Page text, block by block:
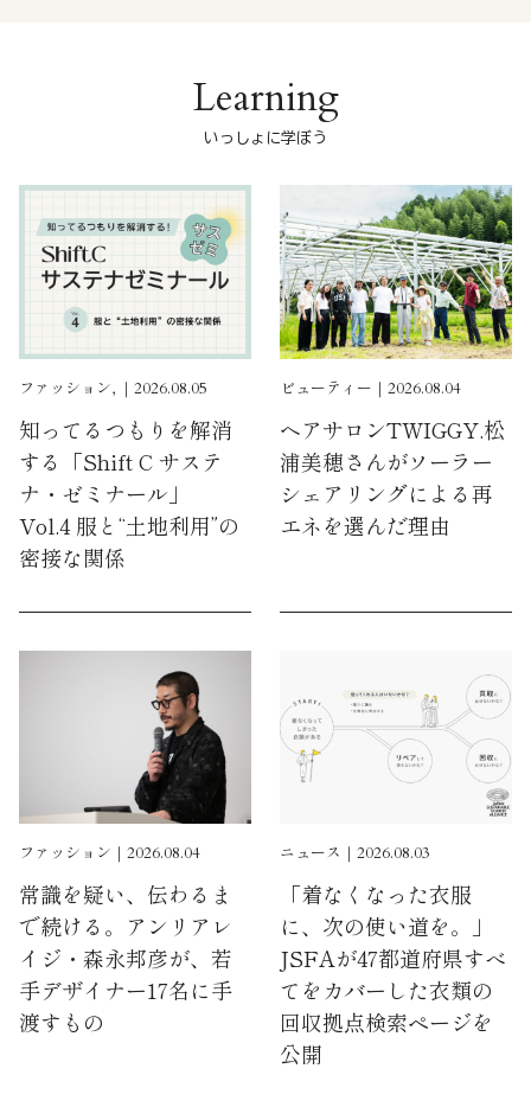
Learning
いっしょに学ぼう
ファッション, ｜2026.08.05
知ってるつもりを解消
する「Shift C サステ
ナ・ゼミナール」
Vol.4 服と“土地利用”の
密接な関係
ビューティー｜2026.08.04
ヘアサロンTWIGGY.松
浦美穂さんがソーラー
シェアリングによる再
エネを選んだ理由
ファッション｜2026.08.04
常識を疑い、伝わるま
で続ける。アンリアレ
イジ・森永邦彦が、若
手デザイナー17名に手
渡すもの
ニュース｜2026.08.03
「着なくなった衣服
に、次の使い道を。」
JSFAが47都道府県すべ
てをカバーした衣類の
回収拠点検索ページを
公開